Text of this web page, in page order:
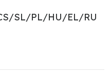
SL/PL/HU/EL/RU